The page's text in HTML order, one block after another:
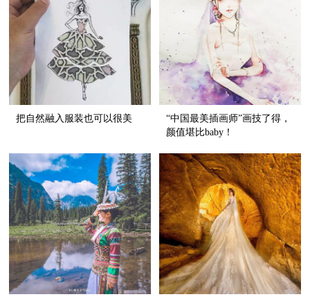
把自然融入服装也可以很美
“中国最美插画师”画技了得，
颜值堪比baby！